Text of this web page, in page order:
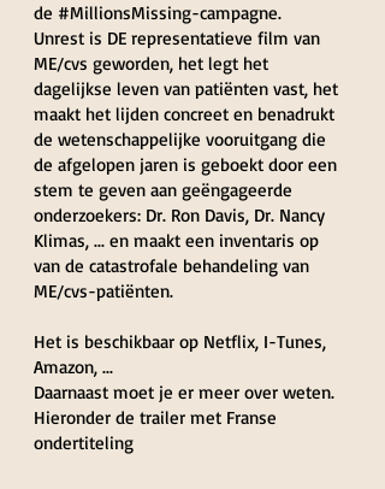
de #MillionsMissing-campagne.
Unrest is DE representatieve film van
ME/cvs geworden, het legt het
dagelijkse leven van patiënten vast, het
maakt het lijden concreet en benadrukt
de wetenschappelijke vooruitgang die
de afgelopen jaren is geboekt door een
stem te geven aan geëngageerde
onderzoekers: Dr. Ron Davis, Dr. Nancy
Klimas, ... en maakt een inventaris op
van de catastrofale behandeling van
ME/cvs-patiënten.
Het is beschikbaar op Netflix, I-Tunes,
Amazon, ...
Daarnaast moet je er meer over weten.
Hieronder de trailer met Franse
ondertiteling